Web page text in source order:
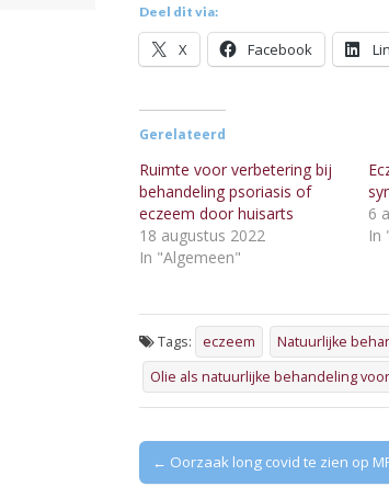
Deel dit via:
X Facebook
Gerelateerd
Ruimte voor verbetering bij
behandeling psoriasis of
eczeem door huisarts
18 augustus 2022
In "Algemeen"
6
In
Tags: eczeem
Natuurlijke
Olie als natuurlijke behandeling
Post
navigation
← Oorzaak long covid te zien op